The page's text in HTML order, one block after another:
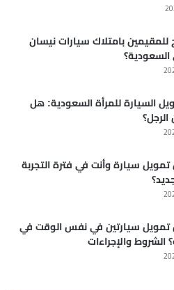
بامتلاك سيارات نيسان
السعودية؟
السيارة للمرأة السعودية: هل
سيارة وأنت في فترة التجربة
سيارتين في نفس الوقت في
الشروط والإجراءات